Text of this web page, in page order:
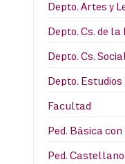
Depto. Artes y
Depto. Cs. de la
Depto. Cs.
Depto.
Facultad
Ped. Básica
Ped.